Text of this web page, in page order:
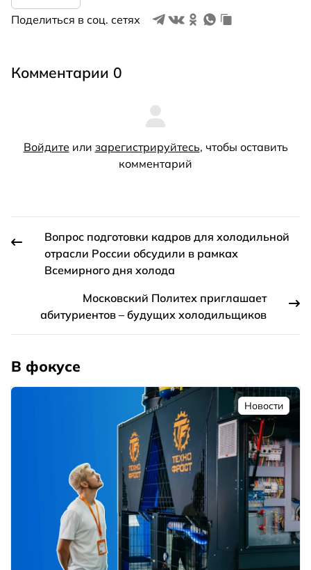
Поделиться в соц. сетях
Комментарии 0
Войдите или зарегистрируйтесь, чтобы оставить
комментарий
Вопрос подготовки кадров для холодильной
отрасли России обсудили в рамках
Всемирного дня холода
Московский Политех приглашает
абитуриентов – будущих холодильщиков
В фокусе
Новости